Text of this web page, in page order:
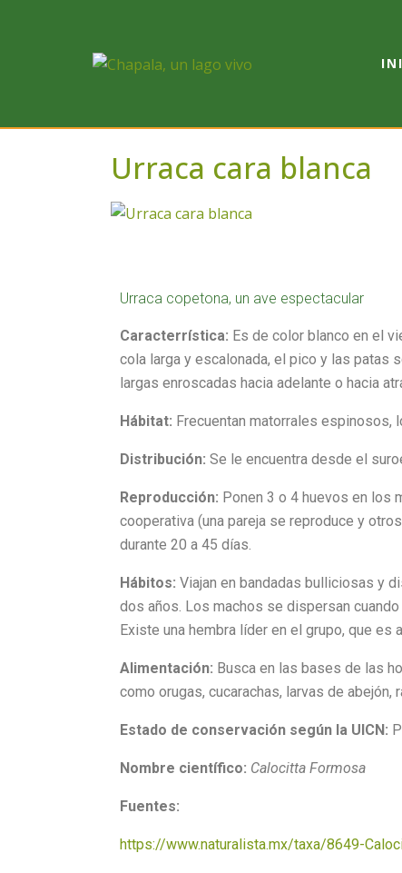
Urraca cara blanca
Urraca copetona, un ave espectacular
Caracterrística: Es de color blanco en el
cola larga y escalonada, el pico y las patas
largas enroscadas hacia adelante o hacia
Hábitat: Frecuentan matorrales espinosos,
Distribución: Se le encuentra desde el
Reproducción: Ponen 3 o 4 huevos en los
cooperativa (una pareja se reproduce y
durante 20 a 45 días.
Hábitos: Viajan en bandadas bulliciosas y
dos años. Los machos se dispersan
Existe una hembra líder en el grupo, que es
Alimentación: Busca en las bases de las
como orugas, cucarachas, larvas de
Estado de conservación según la UICN:
Nombre científico: Calocitta Formosa
Fuentes:
https://www.naturalista.mx/taxa/8649-